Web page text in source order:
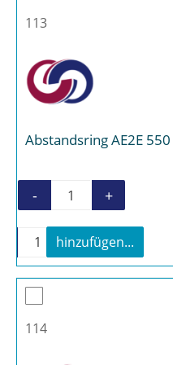
113
Abstandsring AE2E 550
- +
Abstandsring AE2E
+
hinzufügen...
114